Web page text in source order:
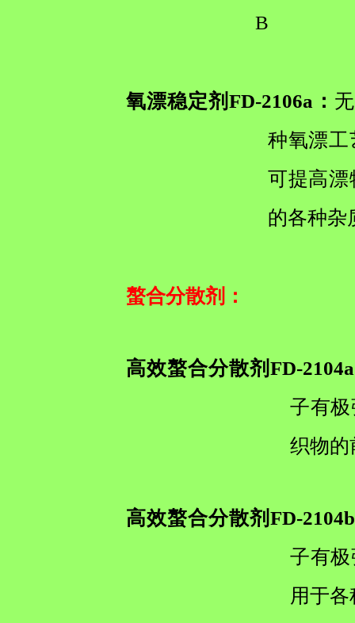
B
氧漂稳定剂FD-2106a：
种氧漂工
可提高漂
的各种杂
螯合分散剂 ：
高效螯合分散剂FD-
子有
织物的
高效螯合分散剂FD-
子有
用于